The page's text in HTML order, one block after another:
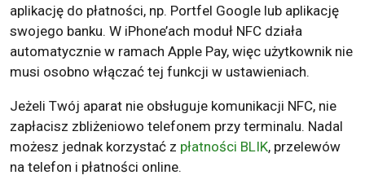
aplikację do płatności, np. Portfel Google lub aplikację
swojego banku. W iPhone’ach moduł NFC działa
automatycznie w ramach Apple Pay, więc użytkownik nie
musi osobno włączać tej funkcji w ustawieniach.
Jeżeli Twój aparat nie obsługuje komunikacji NFC, nie
zapłacisz zbliżeniowo telefonem przy terminalu. Nadal
możesz jednak korzystać z płatności BLIK, przelewów
na telefon i płatności online.